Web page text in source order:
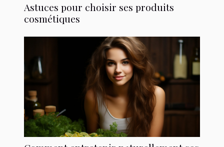
Astuces pour choisir ses produits
cosmétiques